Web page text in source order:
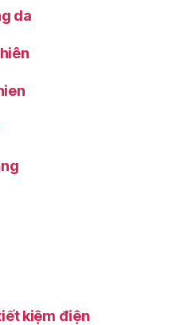
da
kiệm điện